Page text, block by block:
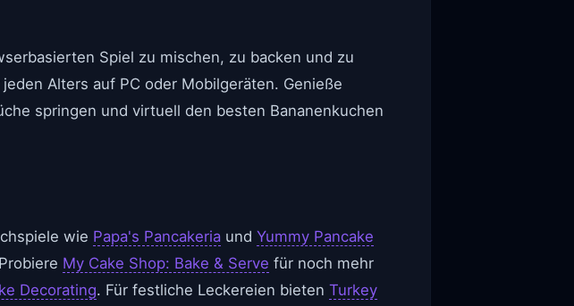
Spiel zu mischen, zu backen und zu
Alters auf PC oder Mobilgeräten. Genieße
springen und virtuell den besten Bananenkuchen
wie Papa's Pancakeria und Yummy Pancake
My Cake Shop: Bake & Serve für noch mehr
Decorating. Für festliche Leckereien bieten Turkey